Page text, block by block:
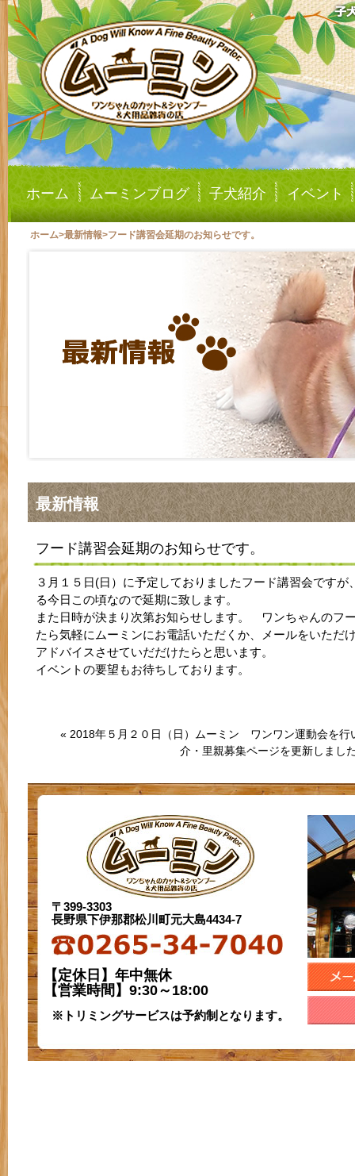
ホーム ムーミンブログ 子犬紹介 イベント
ホーム>最新情報>フード講習会延期のお知らせです。
最新情報
フード講習会延期のお知らせです。
３月１５日(日）に予定しておりましたフード講習会です
る今日この頃なので延期に致します。
また日時が決まり次第お知らせします。 ワンちゃんのフ
たら気軽にムーミンにお電話いただくか、メールをいただ
アドバイスさせていだだけたらと思います。
イベントの要望もお待ちしております。
« 2018年５月２０日（日）ムーミン ワンワン運動会を行
介・里親募集ページを更新しまし
〒399-3303
長野県下伊那郡松川町元大島4434-7
【定休日】年中無休
【営業時間】9:30～18:00
※トリミングサービスは予約制となります。